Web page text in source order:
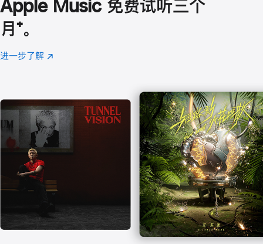
Apple Music 免费试听三个
月 脚
注
⁺。
进一步了解 Apple
(在
口
中
打
开)